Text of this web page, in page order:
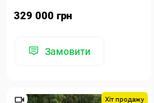
329 000 грн
Замовити
Хіт продажу